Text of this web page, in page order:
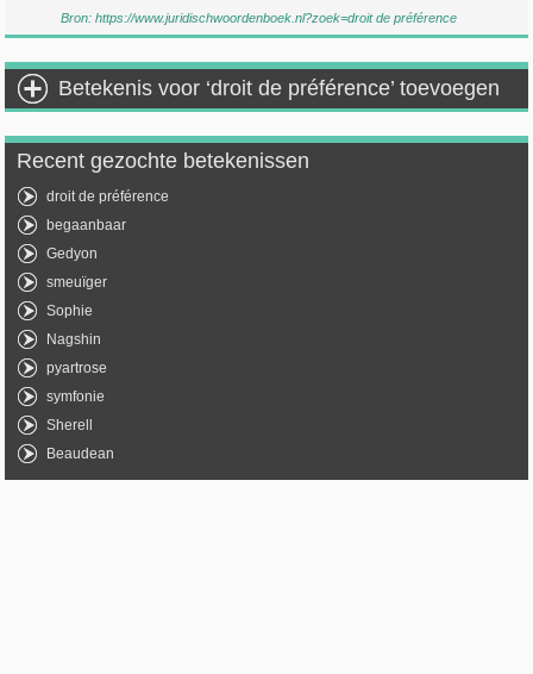
Bron: https://www.juridischwoordenboek.nl?zoek=droit de préférence
Betekenis voor ‘droit de préférence’ toevoegen
Recent gezochte betekenissen
droit de préférence
begaanbaar
Gedyon
smeuïger
Sophie
Nagshin
pyartrose
symfonie
Sherell
Beaudean